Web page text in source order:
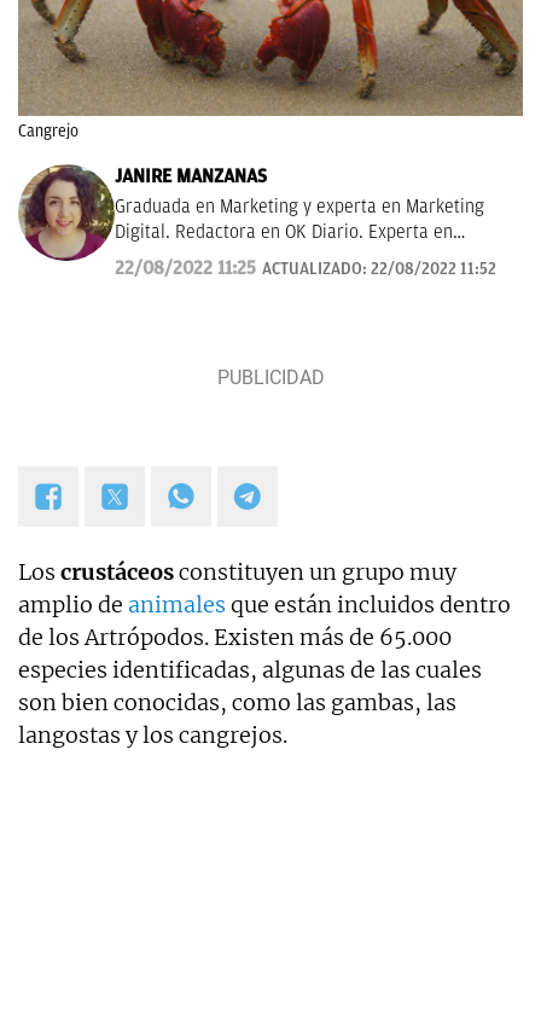
Cangrejo
JANIRE MANZANAS
Graduada en Marketing y experta en Marketing
Digital. Redactora en OK Diario. Experta en
curiosidades, mascotas, consumo y Lotería de
Navidad.
22/08/2022 11:25 ACTUALIZADO: 22/08/2022 11:52
Los crustáceosconstituyen un grupo muy
amplio de animales que están incluidos dentro
de los Artrópodos. Existen más de 65.000
especies identificadas, algunas de las cuales
son bien conocidas, como las gambas, las
langostas y los cangrejos.